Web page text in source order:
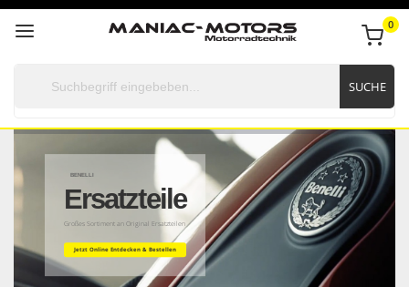
0
SUCHE
Ersatzteile
Großes Sortiment an Original Ersatzteilen
Jetzt Online Entdecken & Bestellen
Ersatzteile für Motorräder der Marke Benelli, MV Agusta
und Morini auf maniac-parts.de. Wir haben die passenden
Teile für Benelli, MV Agusta und Morini.